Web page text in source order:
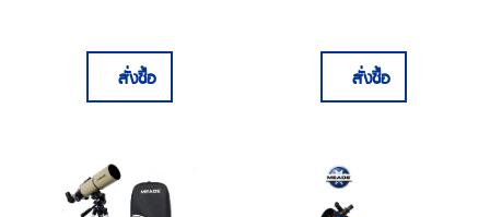
สั่งซื้อ
Telescope
สั่งซื้อ